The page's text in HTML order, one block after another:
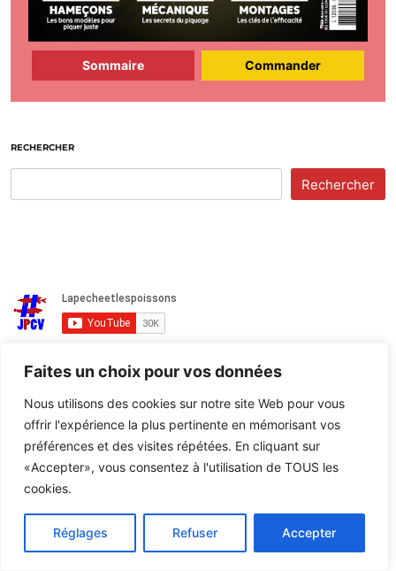
Faites un choix pour vos données
Nous utilisons des cookies sur notre site Web pour vous
offrir l'expérience la plus pertinente en mémorisant vos
préférences et des visites répétées. En cliquant sur
«Accepter», vous consentez à l'utilisation de TOUS les
cookies.
Réglages Refuser Accepter
Sommaire Commander
RECHERCHER
Rechercher
La Pêche et les Poissons
Et si vous étiez
le prochain CHAMPION